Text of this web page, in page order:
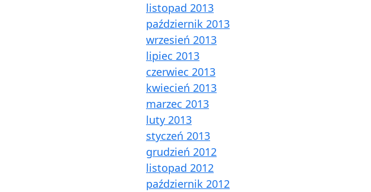
listopad 2013
październik 2013
wrzesień 2013
lipiec 2013
czerwiec 2013
kwiecień 2013
marzec 2013
luty 2013
styczeń 2013
grudzień 2012
listopad 2012
październik 2012